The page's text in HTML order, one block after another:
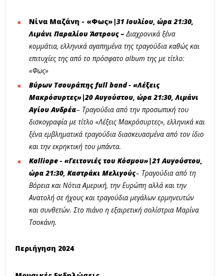
Νίνα Μαζάνη - «Φως»|31 Ιουλίου, ώρα 21:30,
Λιμάνι Παραλίου Άστρους –Διαχρονικά ξένα
κομμάτια, ελληνικά αγαπημένα της τραγούδια καθώς και
επιτυχίες της από το πρόσφατο album της με τίτλο:
«Φως»
Βύρων Τσουράπης full band- «Λέξεις
Μακρόσυρτες»|20 Αυγούστου, ώρα 21:30, Λιμάνι
Αγίου Ανδρέα– Τραγούδια από την προσωπική του
δισκογραφία με τίτλο «Λέξεις Μακρόσυρτες», ελληνικά και
ξένα εμβληματικά τραγούδια διασκευασμένα από τον ίδιο
και την εκρηκτική του μπάντα.
Kalliope - «Γειτονιές του Κόσμου»|21 Αυγούστου,
ώρα 21:30, Καστράκι Μελιγούς– Τραγούδια από τη
Βόρεια και Νότια Αμερική, την Ευρώπη αλλά και την
Ανατολή σε ήχους και τραγούδια μεγάλων ερμηνευτών
και συνθετών. Στο πιάνο η εξαιρετική σολίστρια Μαρίνα
Τσοκάνη.
Περιήγηση 2024